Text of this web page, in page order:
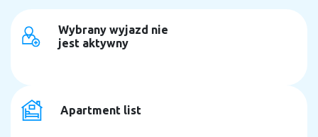
Apartment list
Wybrany wyjazd nie
jest aktywny